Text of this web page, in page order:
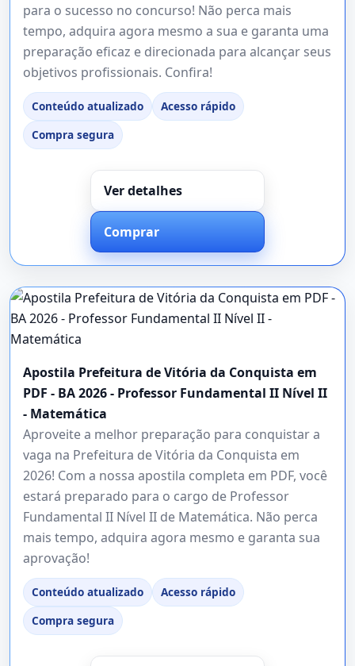
para o sucesso no concurso! Não perca mais
tempo, adquira agora mesmo a sua e garanta uma
preparação eficaz e direcionada para alcançar seus
objetivos profissionais. Confira!
Conteúdo atualizado
Acesso rápido
Compra segura
Ver detalhes
Comprar
Apostila Prefeitura de Vitória da Conquista em
PDF - BA 2026 - Professor Fundamental II Nível II
- Matemática
Aproveite a melhor preparação para conquistar a
vaga na Prefeitura de Vitória da Conquista em
2026! Com a nossa apostila completa em PDF, você
estará preparado para o cargo de Professor
Fundamental II Nível II de Matemática. Não perca
mais tempo, adquira agora mesmo e garanta sua
aprovação!
Conteúdo atualizado
Acesso rápido
Compra segura